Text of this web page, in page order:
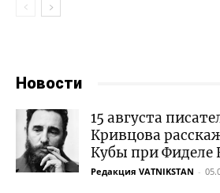
Новости
15 августа
Кривцова
Кубы при Фиделе
Редакция VATNIKSTAN -